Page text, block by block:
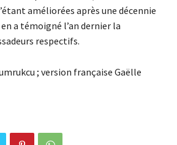
améliorées après une décennie
a témoigné l’an dernier la
respectifs.
; version française Gaëlle